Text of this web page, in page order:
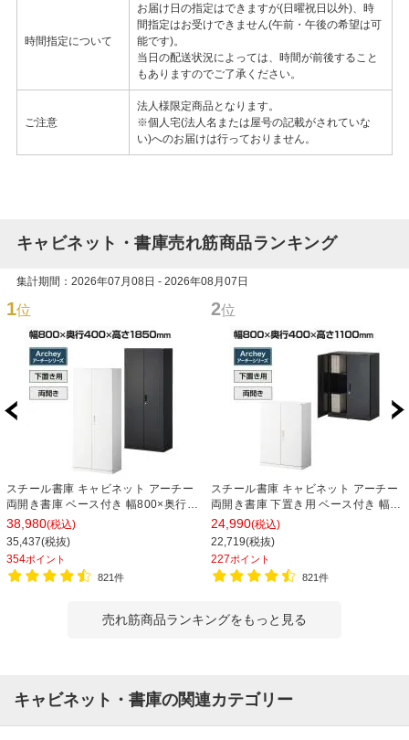
時間指定について
お届け日の指定はできますが(日曜祝日以外)、時
間指定はお受けできません(午前・午後の希望は可
能です)。
当日の配送状況によっては、時間が前後すること
もありますのでご了承ください。
ご注意
法人様限定商品となります。
※個人宅(法人名または屋号の記載がされていな
い)へのお届けは行っておりません。
キャビネット・書庫売れ筋商品ランキング
集計期間：2026年07月08日 - 2026年08月07日
1位
スチール書庫 キャビネット アーチー
両開き書庫 ベース付き 幅800×奥行
400×高さ1850mm
38,980(税込)
35,437(税抜)
354ポイント
821件
2位
スチール書庫 キャビネット アーチー
両開き書庫 下置き用 ベース付き 幅
800×奥行400×高さ1100mm
24,990(税込)
22,719(税抜)
227ポイント
821件
売れ筋商品ランキングをもっと見る
キャビネット・書庫の関連カテゴリー